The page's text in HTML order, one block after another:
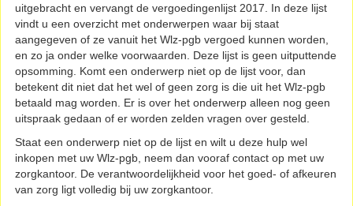
uitgebracht en vervangt de vergoedingenlijst 2017. In deze lijst
vindt u een overzicht met onderwerpen waar bij staat
aangegeven of ze vanuit het Wlz-pgb vergoed kunnen worden,
en zo ja onder welke voorwaarden. Deze lijst is geen uitputtende
opsomming. Komt een onderwerp niet op de lijst voor, dan
betekent dit niet dat het wel of geen zorg is die uit het Wlz-pgb
betaald mag worden. Er is over het onderwerp alleen nog geen
uitspraak gedaan of er worden zelden vragen over gesteld.
Staat een onderwerp niet op de lijst en wilt u deze hulp wel
inkopen met uw Wlz-pgb, neem dan vooraf contact op met uw
zorgkantoor. De verantwoordelijkheid voor het goed- of afkeuren
van zorg ligt volledig bij uw zorgkantoor.